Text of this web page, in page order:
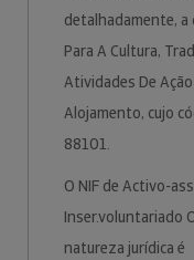
detalhadamente, a
Para A Cultura,
Atividades De
Alojamento, cujo
88101.
O NIF de Activo-
Inser.voluntariado
natureza jurídica é